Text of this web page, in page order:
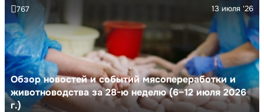
Обзор новостей и событий мясопереработки и
животноводства за 28-ю неделю (6–12 июля 2026
г.)
13 июля '26
767